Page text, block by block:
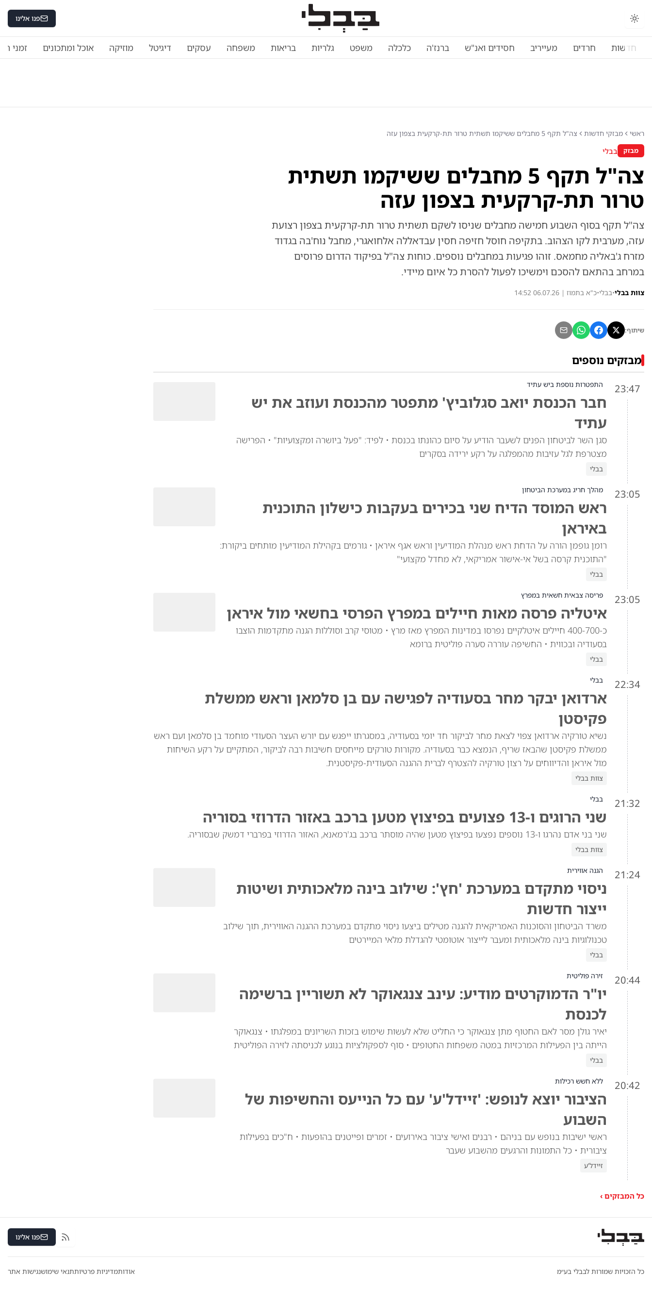
פנו אלינו
חדשות חרדים מעייריב חסידים ואנ"ש ברנז'ה כלכלה משפט גלריות בריאות משפחה עסקים דיגיטל מוזיקה אוכל ומתכונים זמני
ראשי מבזקי חדשות צה"ל תקף 5 מחבלים ששיקמו תשתית טרור תת-קרקעית בצפון עזה
מבזק בבלי
צה"ל תקף 5 מחבלים ששיקמו תשתית
טרור תת-קרקעית בצפון עזה
צה"ל תקף בסוף השבוע חמישה מחבלים שניסו לשקם תשתית טרור תת-קרקעית בצפון רצועת
עזה, מערבית לקו הצהוב. בתקיפה חוסל חזיפה חסין עבדאללה אלחואגרי, מחבל נוח'בה בגדוד
מזרח ג'באליה מחמאס. זוהו פגיעות במחבלים נוספים. כוחות צה"ל בפיקוד הדרום פרוסים
במרחב בהתאם להסכם וימשיכו לפעול להסרת כל איום מיידי.
צוות בבלי•בבלי•כ"א בתמוז | 06.07.26 14:52
שיתוף:
מבזקים נוספים
23:47 התפטרות נוספת ביש עתיד
חבר הכנסת יואב סגלוביץ' מתפטר מהכנסת ועוזב את יש
עתיד
סגן השר לביטחון הפנים לשעבר הודיע על סיום כהונתו בכנסת • לפיד: "פעל ביושרה ומקצועיות" • הפרישה
מצטרפת לגל עזיבות מהמפלגה על רקע ירידה בסקרים
בבלי
23:05 מהלך חריג במערכת הביטחון
ראש המוסד הדיח שני בכירים בעקבות כישלון התוכנית
באיראן
רומן גופמן הורה על הדחת ראש מנהלת המודיעין וראש אגף איראן • גורמים בקהילת המודיעין מותחים ביקורת:
"התוכנית קרסה בשל אי-אישור אמריקאי, לא מחדל מקצועי"
בבלי
23:05 פריסה צבאית חשאית במפרץ
איטליה פרסה מאות חיילים במפרץ הפרסי בחשאי מול איראן
כ-400-700 חיילים איטלקיים נפרסו במדינות המפרץ מאז מרץ • מטוסי קרב וסוללות הגנה מתקדמות הוצבו
בסעודיה ובכווית • החשיפה עוררה סערה פוליטית ברומא
בבלי
22:34 בבלי
ארדואן יבקר מחר בסעודיה לפגישה עם בן סלמאן וראש ממשלת
פקיסטן
נשיא טורקיה ארדואן צפוי לצאת מחר לביקור חד יומי בסעודיה, במסגרתו ייפגש עם יורש העצר הסעודי מוחמד בן סלמאן ועם ראש
ממשלת פקיסטן שהבאז שריף, הנמצא כבר בסעודיה. מקורות טורקים מייחסים חשיבות רבה לביקור, המתקיים על רקע השיחות
מול איראן והדיווחים על רצון טורקיה להצטרף לברית ההגנה הסעודית-פקיסטנית.
צוות בבלי
21:32 בבלי
שני הרוגים ו-13 פצועים בפיצוץ מטען ברכב באזור הדרוזי בסוריה
שני בני אדם נהרגו ו-13 נוספים נפצעו בפיצוץ מטען שהיה מוסתר ברכב בג'רמאנא, האזור הדרוזי בפרברי דמשק שבסוריה.
צוות בבלי
21:24 הגנה אווירית
ניסוי מתקדם במערכת 'חץ': שילוב בינה מלאכותית ושיטות
ייצור חדשות
משרד הביטחון והסוכנות האמריקאית להגנה מטילים ביצעו ניסוי מתקדם במערכת ההגנה האווירית, תוך שילוב
טכנולוגיות בינה מלאכותית ומעבר לייצור אוטומטי להגדלת מלאי המיירטים
בבלי
20:44 זירה פוליטית
יו"ר הדמוקרטים מודיע: עינב צנגאוקר לא תשוריין ברשימה
לכנסת
יאיר גולן מסר לאם החטוף מתן צנגאוקר כי החליט שלא לעשות שימוש בזכות השריונים במפלגתו • צנגאוקר
הייתה בין הפעילות המרכזיות במטה משפחות החטופים • סוף לספקולציות בנוגע לכניסתה לזירה הפוליטית
בבלי
20:42 ללא חשש רכילות
הציבור יוצא לנופש: 'זיידל'ע' עם כל הנייעס והחשיפות של
השבוע
ראשי ישיבות בנופש עם בניהם • רבנים ואישי ציבור באירועים • זמרים ופייטנים בהופעות • ח"כים בפעילות
ציבורית • כל התמונות והרגעים מהשבוע שעבר
זיידל'ע
כל המבזקים ›
RSS פנו אלינו
כל הזכויות שמורות לבבלי בע״מ אודותמדיניות פרטיותתנאי שימושנגישות אתר